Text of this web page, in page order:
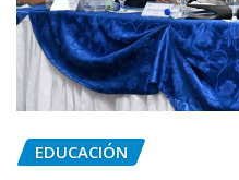
EDUCACIÓN